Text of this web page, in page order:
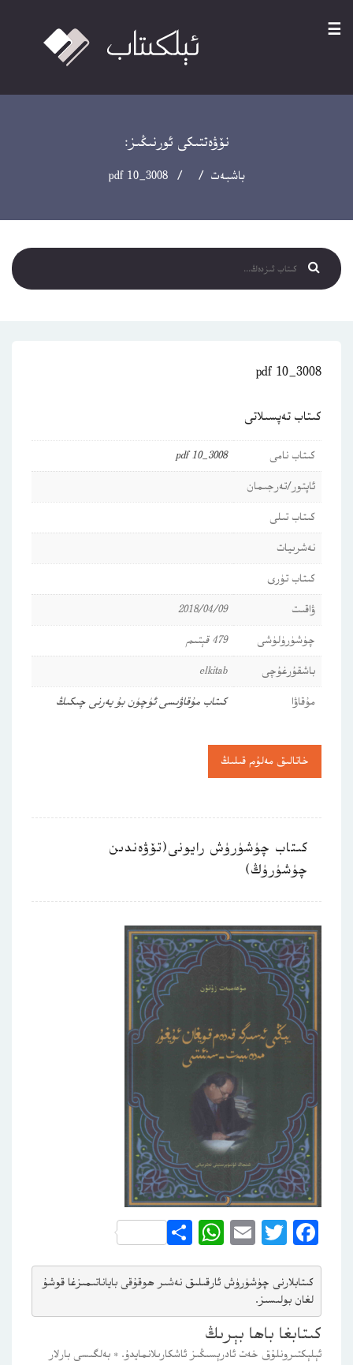
☰
نۆۋەتتىكى ئورنىڭىز:
باشبەت / / 3008_10 pdf
3008_10 pdf
كىتاب تەپسىلاتى
كىتاب نامى
3008_10 pdf
ئاپتور/تەرجىمان
كىتاب تىلى
نەشرىيات
كىتاب تۈرى
ۋاقىت
2018/04/09
چۈشۈرۈلۈشى
479 قېتىم
باشقۇرغۇچى
elkitab
مۇقاۋا
كىتاب مۇقاۋىسى ئۈچۈن بۇ يەرنى چىكىڭ
خاتالىق مەلۇم قىلىڭ
كىتاب چۈشۈرۈش رايونى(تۆۋەندىن
چۈشۈرۈڭ)
Facebook
Twitter
Email
WhatsApp
Share
كىتابلارنى چۈشۈرۈش ئارقىلىق نەشىر ھوقۇقى باياناتىمىزغا قوشۇ
لغان بولىسىز.
كىتابغا باھا بېرىڭ
ئېلېكتىرونلۇق خەت ئادرېسىڭىز ئاشكارىلانمايدۇ. * بەلگىسى بارلار